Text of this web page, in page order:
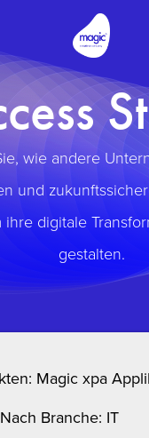
wie andere
und
ihre digitale
gestalten.